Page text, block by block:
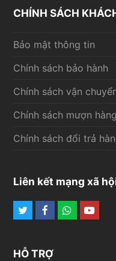
CHÍNH SÁCH
Bảo mật thông tin
Chính sách bảo hành
Chính sách vận
Chính sách mượn hàng
Chính sách đổi trả
Liên kết mạng xã
TwitterFacebook
Whatsapp
HỖ TRỢ